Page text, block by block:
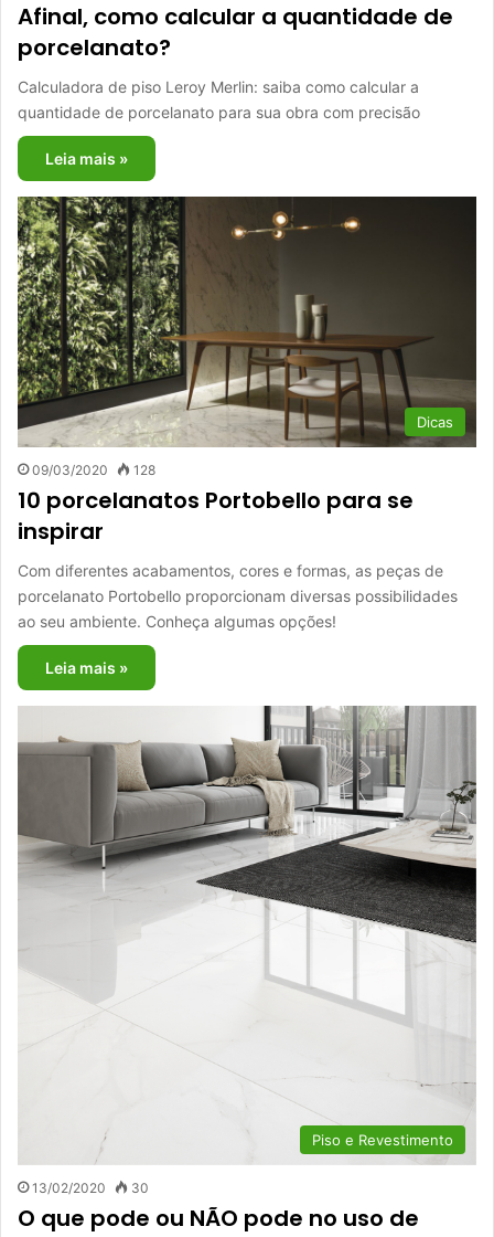
Afinal, como calcular a quantidade de
porcelanato?
Calculadora de piso Leroy Merlin: saiba como calcular a
quantidade de porcelanato para sua obra com precisão
Leia mais »
Dicas
09/03/2020 128
10 porcelanatos Portobello para se
inspirar
Com diferentes acabamentos, cores e formas, as peças de
porcelanato Portobello proporcionam diversas possibilidades
ao seu ambiente. Conheça algumas opções!
Leia mais »
Piso e Revestimento
13/02/2020 30
O que pode ou NÃO pode no uso de